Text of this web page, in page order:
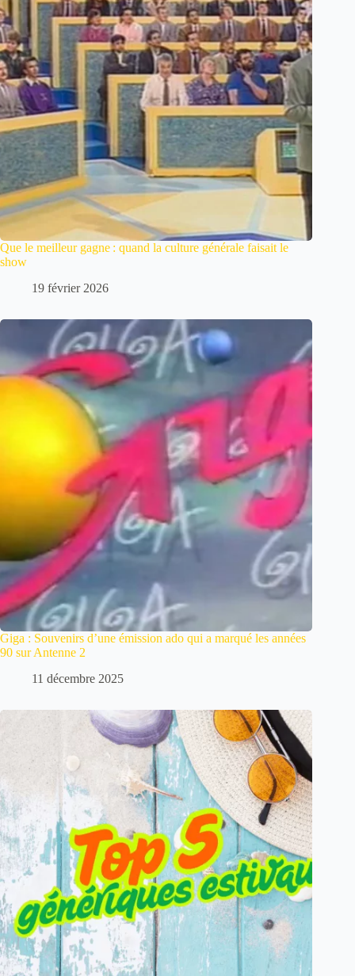
Que le meilleur gagne : quand la culture générale faisait le
show
19 février 2026
Giga : Souvenirs d’une émission ado qui a marqué les années
90 sur Antenne 2
11 décembre 2025